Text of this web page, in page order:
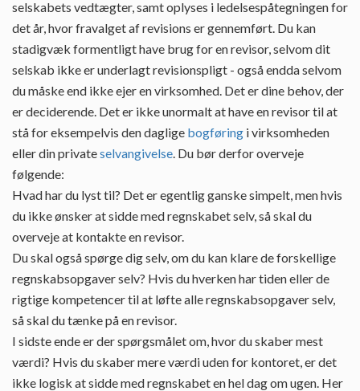
selskabets vedtægter, samt oplyses i ledelsespåtegningen for
det år, hvor fravalget af revisions er gennemført. Du kan
stadigvæk formentligt have brug for en revisor, selvom dit
selskab ikke er underlagt revisionspligt - også endda selvom
du måske end ikke ejer en virksomhed. Det er dine behov, der
er deciderende. Det er ikke unormalt at have en revisor til at
stå for eksempelvis den daglige bogføring i virksomheden
eller din privateselvangivelse. Du bør derfor overveje
følgende:
Hvad har du lyst til? Det er egentlig ganske simpelt, men hvis
du ikke ønsker at sidde med regnskabet selv, så skal du
overveje at kontakte en revisor.
Du skal også spørge dig selv, om du kan klare de forskellige
regnskabsopgaver selv? Hvis du hverken har tiden eller de
rigtige kompetencer til at løfte alle regnskabsopgaver selv,
så skal du tænke på en revisor.
I sidste ende er der spørgsmålet om, hvor du skaber mest
værdi? Hvis du skaber mere værdi uden for kontoret, er det
ikke logisk at sidde med regnskabet en hel dag om ugen. Her